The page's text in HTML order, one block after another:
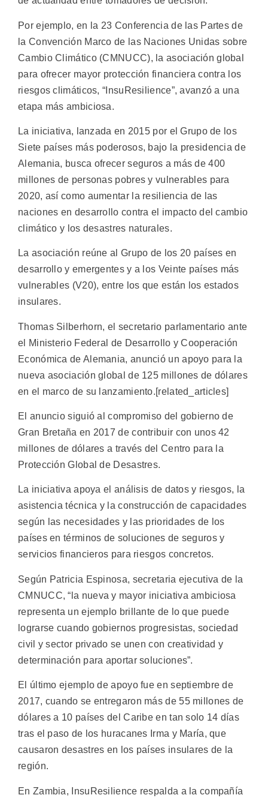
Por ejemplo, en la 23 Conferencia de las Partes de
la Convención Marco de las Naciones Unidas sobre
Cambio Climático (CMNUCC), la asociación global
para ofrecer mayor protección financiera contra los
riesgos climáticos, “InsuResilience”, avanzó a una
etapa más ambiciosa.
La iniciativa, lanzada en 2015 por el Grupo de los
Siete países más poderosos, bajo la presidencia de
Alemania, busca ofrecer seguros a más de 400
millones de personas pobres y vulnerables para
2020, así como aumentar la resiliencia de las
naciones en desarrollo contra el impacto del cambio
climático y los desastres naturales.
La asociación reúne al Grupo de los 20 países en
desarrollo y emergentes y a los Veinte países más
vulnerables (V20), entre los que están los estados
insulares.
Thomas Silberhorn, el secretario parlamentario ante
el Ministerio Federal de Desarrollo y Cooperación
Económica de Alemania, anunció un apoyo para la
nueva asociación global de 125 millones de dólares
en el marco de su lanzamiento.[related_articles]
El anuncio siguió al compromiso del gobierno de
Gran Bretaña en 2017 de contribuir con unos 42
millones de dólares a través del Centro para la
Protección Global de Desastres.
La iniciativa apoya el análisis de datos y riesgos, la
asistencia técnica y la construcción de capacidades
según las necesidades y las prioridades de los
países en términos de soluciones de seguros y
servicios financieros para riesgos concretos.
Según Patricia Espinosa, secretaria ejecutiva de la
CMNUCC, “la nueva y mayor iniciativa ambiciosa
representa un ejemplo brillante de lo que puede
lograrse cuando gobiernos progresistas, sociedad
civil y sector privado se unen con creatividad y
determinación para aportar soluciones”.
El último ejemplo de apoyo fue en septiembre de
2017, cuando se entregaron más de 55 millones de
dólares a 10 países del Caribe en tan solo 14 días
tras el paso de los huracanes Irma y María, que
causaron desastres en los países insulares de la
región.
En Zambia, InsuResilience respalda a la compañía